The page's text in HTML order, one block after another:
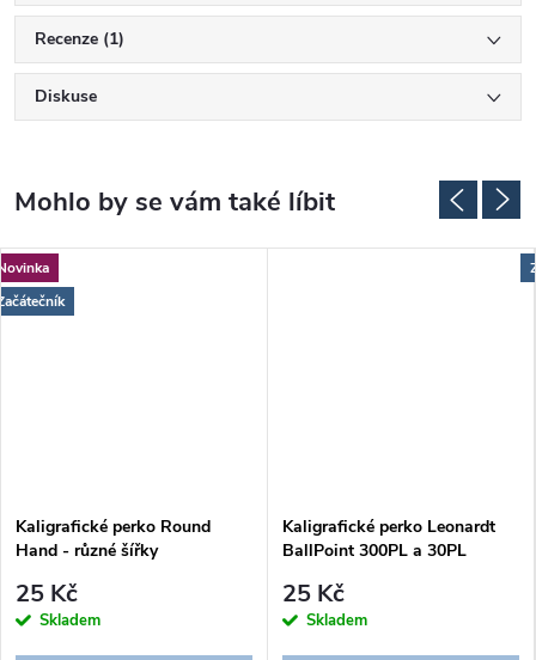
Recenze (1)
Diskuse
Kaligrafické perko Round
Hand - různé šířky
25 Kč
Skladem
Kaligrafické perko Leonardt
BallPoint 300PL a 30PL
25 Kč
Skladem